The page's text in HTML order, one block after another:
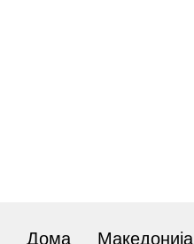
Дома Македонија